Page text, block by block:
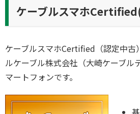
ケーブルスマホ
ケーブルスマホCertified（認定中古
ルケーブル株式会社（大崎ケーブル
マートフォンです。